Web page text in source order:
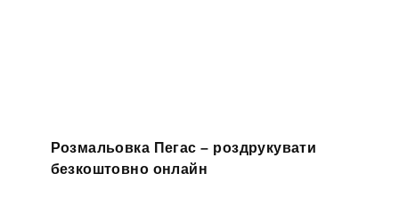
Розмальовка Пегас – роздрукувати
безкоштовно онлайн